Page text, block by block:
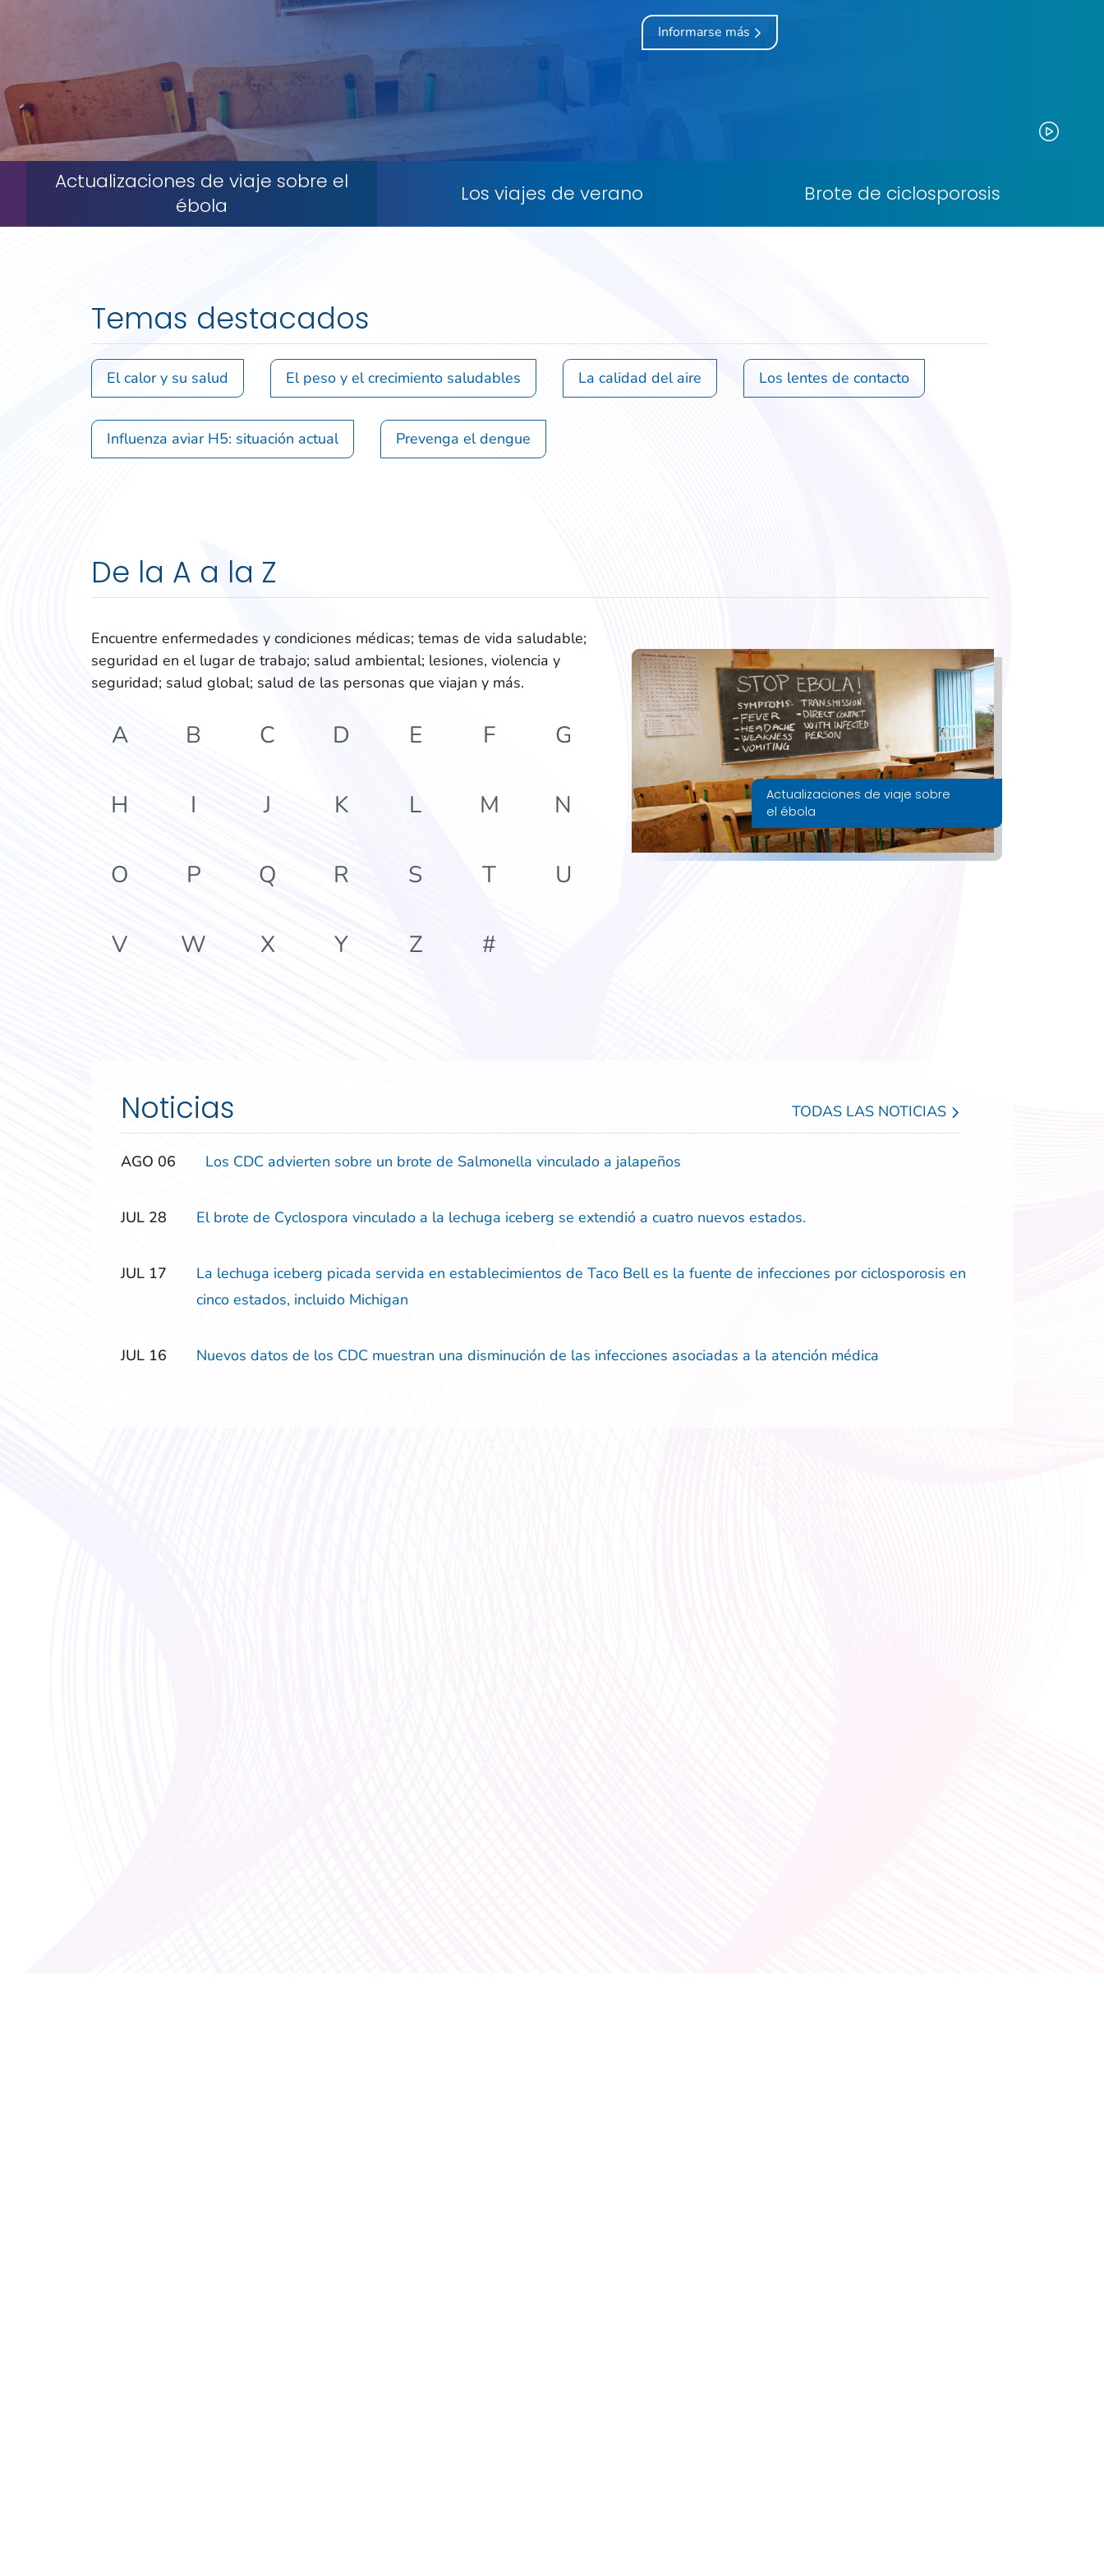
Informarse más
Actualizaciones de viaje sobre el
ébola
Los viajes de verano Brote de ciclosporosis
Temas destacados
El calor y su salud El peso y el crecimiento saludables La calidad del aire Los lentes de contacto
Influenza aviar H5: situación actual Prevenga el dengue
De la A a la Z
Encuentre enfermedades y condiciones médicas; temas de vida saludable;
seguridad en el lugar de trabajo; salud ambiental; lesiones, violencia y
seguridad; salud global; salud de las personas que viajan y más.
A B C D E F G
H I J K L M N
O P Q R S T U
V W X Y Z #
Actualizaciones de viaje sobre
el ébola
Noticias TODAS LAS NOTICIAS
‎‎AGO ‎‎06 Los CDC advierten sobre un brote de Salmonella vinculado a jalapeños
‎‎JUL ‎‎28 El brote de Cyclospora vinculado a la lechuga iceberg se extendió a cuatro nuevos estados.
‎‎JUL ‎‎17
La lechuga iceberg picada servida en establecimientos de Taco Bell es la fuente de infecciones por ciclosporosis en
cinco estados, incluido Michigan
‎‎JUL ‎‎16 Nuevos datos de los CDC muestran una disminución de las infecciones asociadas a la atención médica